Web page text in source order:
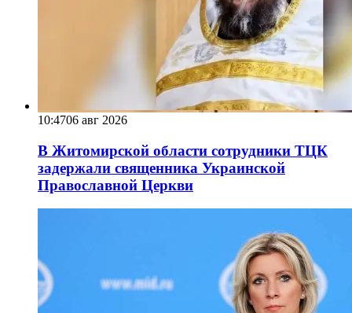
10:4706 авг 2026
В Житомирской области сотрудники ТЦК
задержали священника Украинской
Православной Церкви